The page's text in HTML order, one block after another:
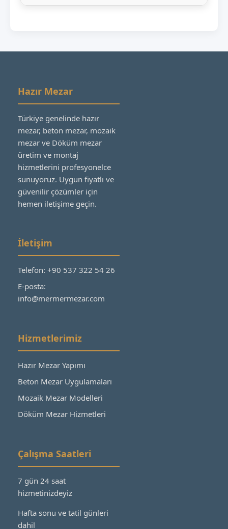
Hazır Mezar
Türkiye genelinde hazır
mezar, beton mezar, mozaik
mezar ve Döküm mezar
üretim ve montaj
hizmetlerini profesyonelce
sunuyoruz. Uygun fiyatlı ve
güvenilir çözümler için
hemen iletişime geçin.
İletişim
Telefon: +90 537 322 54 26
E-posta:
info@mermermezar.com
Hizmetlerimiz
Hazır Mezar Yapımı
Beton Mezar Uygulamaları
Mozaik Mezar Modelleri
Döküm Mezar Hizmetleri
Çalışma Saatleri
7 gün 24 saat
hizmetinizdeyiz
Hafta sonu ve tatil günleri
dahil